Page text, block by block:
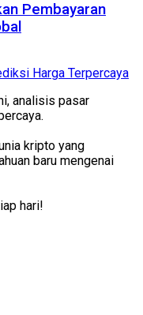
Pembayaran
analisis pasar
kripto yang
baru mengenai
hari!